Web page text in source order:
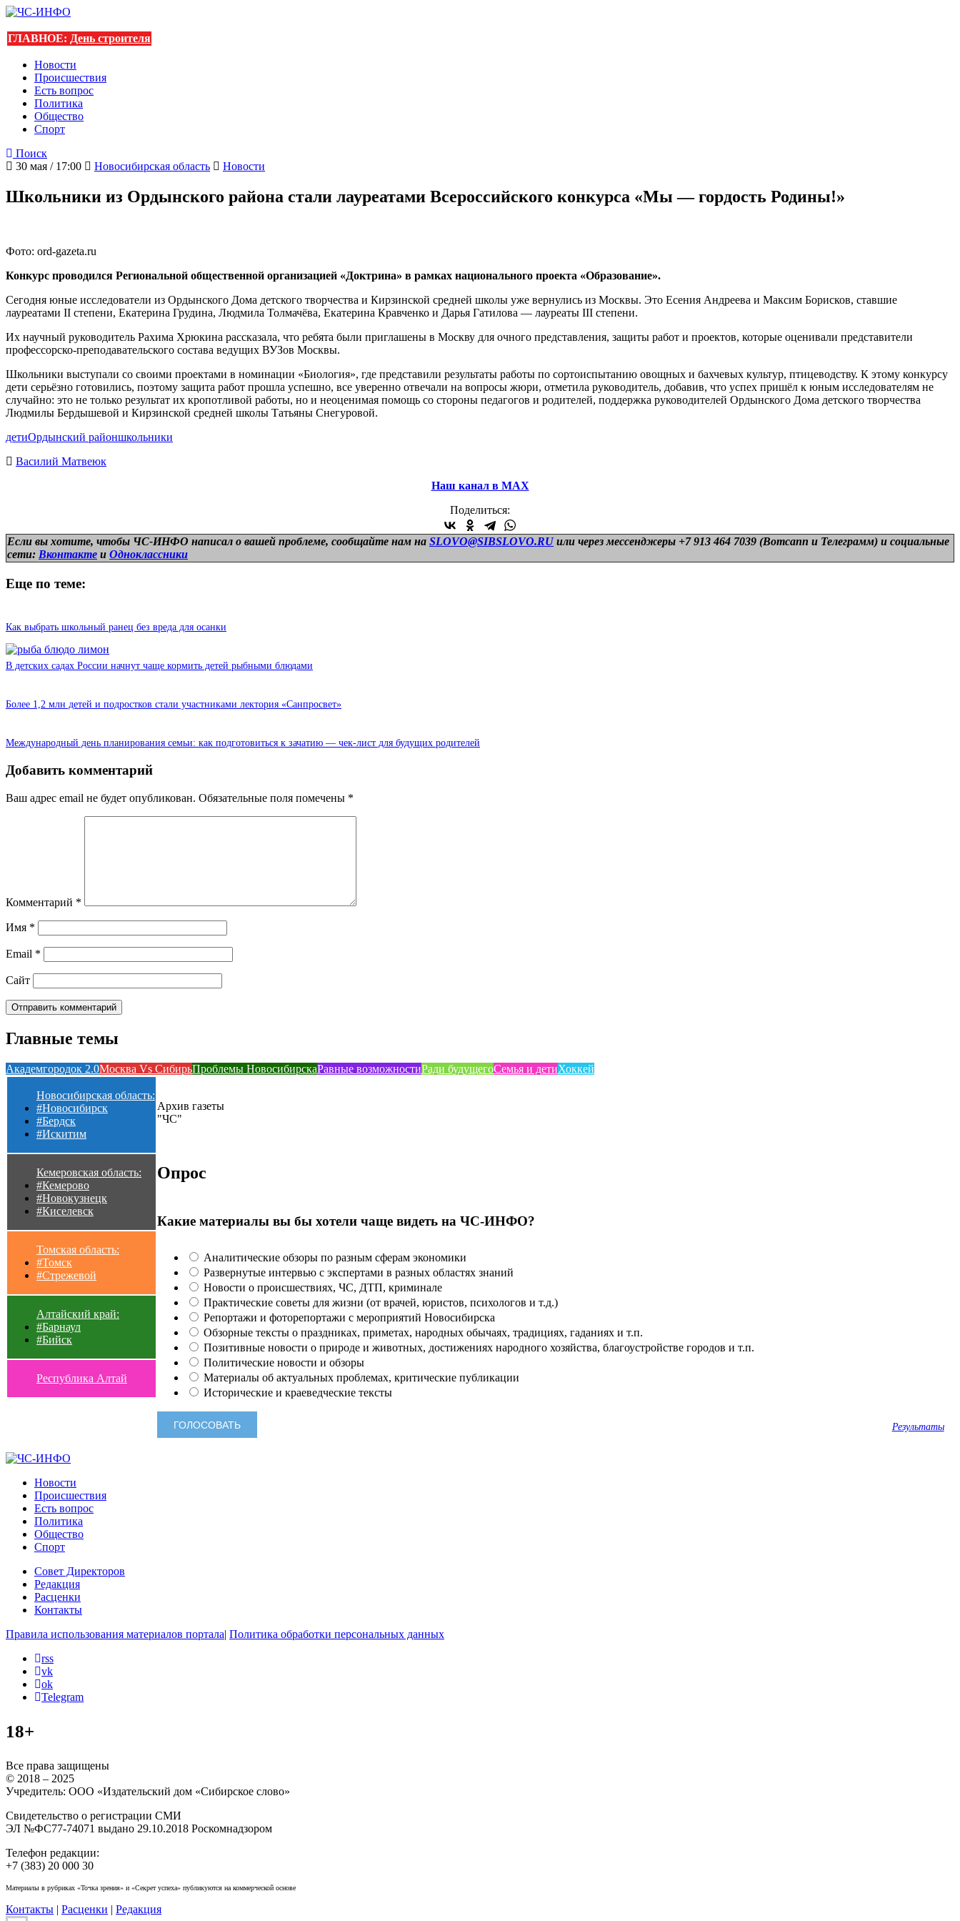
ГЛАВНОЕ: День строителя
Новости
Происшествия
Есть вопрос
Политика
Общество
Спорт
Поиск
30 мая / 17:00
Новосибирская область Новости
Школьники из Ордынского района стали лауреатами Всероссийского конкурса «Мы — гордость Родины!»
Фото: ord-gazeta.ru
Конкурс проводился Региональной общественной организацией «Доктрина» в рамках национального проекта «Образование».
Сегодня юные исследователи из Ордынского Дома детского творчества и Кирзинской средней школы уже вернулись из Москвы. Это Есения Андреева и Максим Борисков, ставшие
лауреатами II степени, Екатерина Грудина, Людмила Толмачёва, Екатерина Кравченко и Дарья Гатилова — лауреаты III степени.
Их научный руководитель Рахима Хрюкина рассказала, что ребята были приглашены в Москву для очного представления, защиты работ и проектов, которые оценивали представители
профессорско-преподавательского состава ведущих ВУЗов Москвы.
Школьники выступали со своими проектами в номинации «Биология», где представили результаты работы по сортоиспытанию овощных и бахчевых культур, птицеводству. К этому конкурсу
дети серьёзно готовились, поэтому защита работ прошла успешно, все уверенно отвечали на вопросы жюри, отметила руководитель, добавив, что успех пришёл к юным исследователям не
случайно: это не только результат их кропотливой работы, но и неоценимая помощь со стороны педагогов и родителей, поддержка руководителей Ордынского Дома детского творчества
Людмилы Бердышевой и Кирзинской средней школы Татьяны Снегуровой.
детиОрдынский районшкольники
Василий Матвеюк
Наш канал в МАХ
Поделиться:
Если вы хотите, чтобы ЧС-ИНФО написал о вашей проблеме, сообщайте нам на SLOVO@SIBSLOVO.RU или через мессенджеры +7 913 464 7039 (Вотсапп и Телеграмм) и социальные
сети: Вконтакте и Одноклассники
Еще по теме:
Как выбрать школьный ранец без вреда для осанки
В детских садах России начнут чаще кормить детей рыбными блюдами
Более 1,2 млн детей и подростков стали участниками лектория «Санпросвет»
Международный день планирования семьи: как подготовиться к зачатию — чек-лист для будущих родителей
Добавить комментарий
Ваш адрес email не будет опубликован. Обязательные поля помечены *
Комментарий *
Имя *
Email *
Сайт
Главные темы
Академгородок 2.0Москва Vs СибирьПроблемы НовосибирскаРавные возможностиРади будущегоСемья и детиХоккей
Новосибирская область:
#Новосибирск
#Бердск
#Искитим
Кемеровская область:
#Кемерово
#Новокузнецк
#Киселевск
Томская область:
#Томск
#Стрежевой
Алтайский край:
#Барнаул
#Бийск
Республика Алтай
Архив газеты
"ЧС"
Опрос
Какие материалы вы бы хотели чаще видеть на ЧС-ИНФО?
Аналитические обзоры по разным сферам экономики
Развернутые интервью с экспертами в разных областях знаний
Новости о происшествиях, ЧС, ДТП, криминале
Практические советы для жизни (от врачей, юристов, психологов и т.д.)
Репортажи и фоторепортажи с мероприятий Новосибирска
Обзорные тексты о праздниках, приметах, народных обычаях, традициях, гаданиях и т.п.
Позитивные новости о природе и животных, достижениях народного хозяйства, благоустройстве городов и т.п.
Политические новости и обзоры
Материалы об актуальных проблемах, критические публикации
Исторические и краеведческие тексты
Результаты
Новости
Происшествия
Есть вопрос
Политика
Общество
Спорт
Совет Директоров
Редакция
Расценки
Контакты
Правила использования материалов портала| Политика обработки персональных данных
rss
vk
ok
Telegram
18+
Все права защищены
© 2018 – 2025
Учредитель: ООО «Издательский дом «Сибирское слово»
Свидетельство о регистрации СМИ
ЭЛ №ФС77-74071 выдано 29.10.2018 Роскомнадзором
Телефон редакции:
+7 (383) 20 000 30
Материалы в рубриках «Точка зрения» и «Секрет успеха» публикуются на коммерческой основе
Контакты | Расценки | Редакция